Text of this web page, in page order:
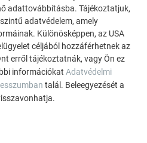
a tartós PREFA
tetőkhöz, napelemekhez és
adattovábbításba. Tájékoztatjuk,
adatvédelem, amely
Különösképpen, az USA
céljából hozzáférhetnek az
erről tájékoztatnák, vagy Ön ez
információkat Adatvédelmi
talál. Beleegyezését a